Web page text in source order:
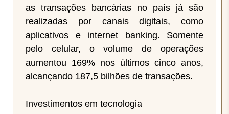
as transações bancárias no país já são
realizadas por canais digitais, como
aplicativos e internet banking. Somente
pelo celular, o volume de operações
aumentou 169% nos últimos cinco anos,
alcançando 187,5 bilhões de transações.
Investimentos em tecnologia